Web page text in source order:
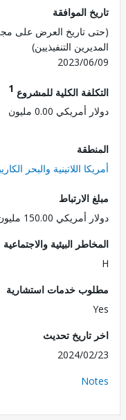
الموافقة
تاريخ العرض على مجلس
التنفيذيين)
2023/
الكلية للمشروع1
0.00 مليون
اللاتينية والبحر الكاريبي
150.00 مليون
البيئية والاجتماعية
خدمات استشارية
تحديث
2024/